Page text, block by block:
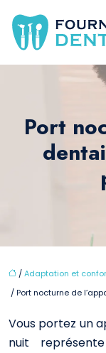
Port
/Adaptation et
/ Port nocturne de
Vous portez un
nuit